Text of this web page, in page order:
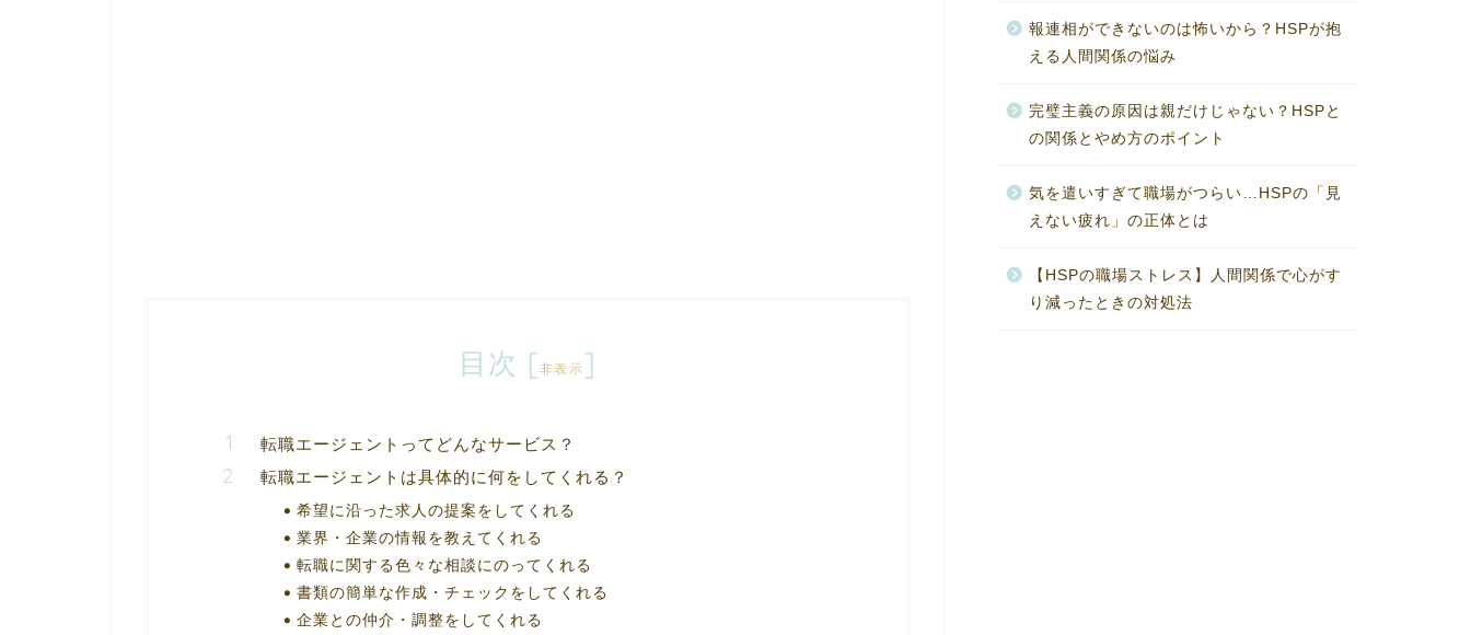
目次 [非表示]
転職エージェントってどんなサービス？
転職エージェントは具体的に何をしてくれる？
希望に沿った求人の提案をしてくれる
業界・企業の情報を教えてくれる
転職に関する色々な相談にのってくれる
書類の簡単な作成・チェックをしてくれる
企業との仲介・調整をしてくれる
報連相ができないのは怖いから？HSPが抱
える人間関係の悩み
完璧主義の原因は親だけじゃない？HSPと
の関係とやめ方のポイント
気を遣いすぎて職場がつらい…HSPの「見
えない疲れ」の正体とは
【HSPの職場ストレス】人間関係で心がす
り減ったときの対処法